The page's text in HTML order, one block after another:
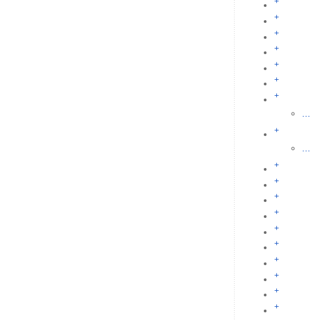
+
+
+
+
+
+
...
+
...
+
+
+
+
+
+
+
+
+
+